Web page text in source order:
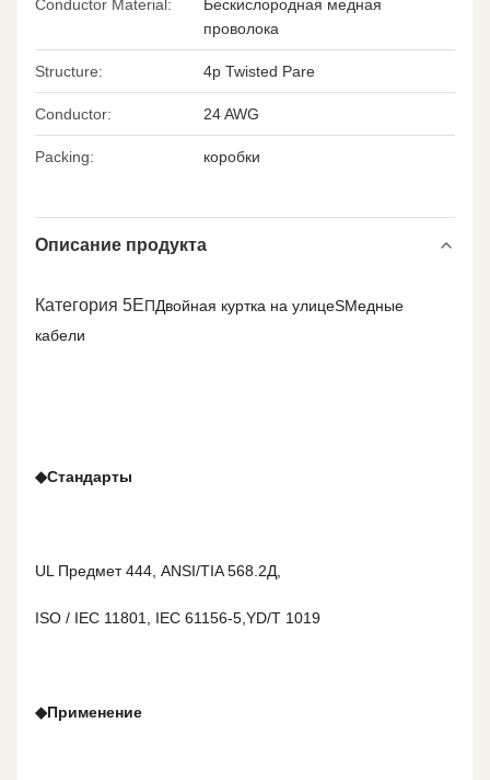
Conductor Material:
Бескислородная медная
проволока
Structure: 4p Twisted Pare
Conductor: 24 AWG
Packing: коробки
Описание продукта
Категория 5EПДвойная куртка на улицеSМедные
кабели
◆Стандарты
UL Предмет 444, ANSI/TIA 568.2Д,
ISO / IEC 11801, IEC 61156-5,YD/T 1019
◆Применение